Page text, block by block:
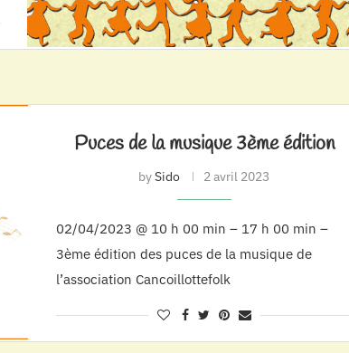
Puces de la musique 3ème édition
bySido 2 avril 2023
02/04/2023 @ 10 h 00 min – 17 h 00 min –
3ème édition des puces de la musique de
l’association Cancoillottefolk